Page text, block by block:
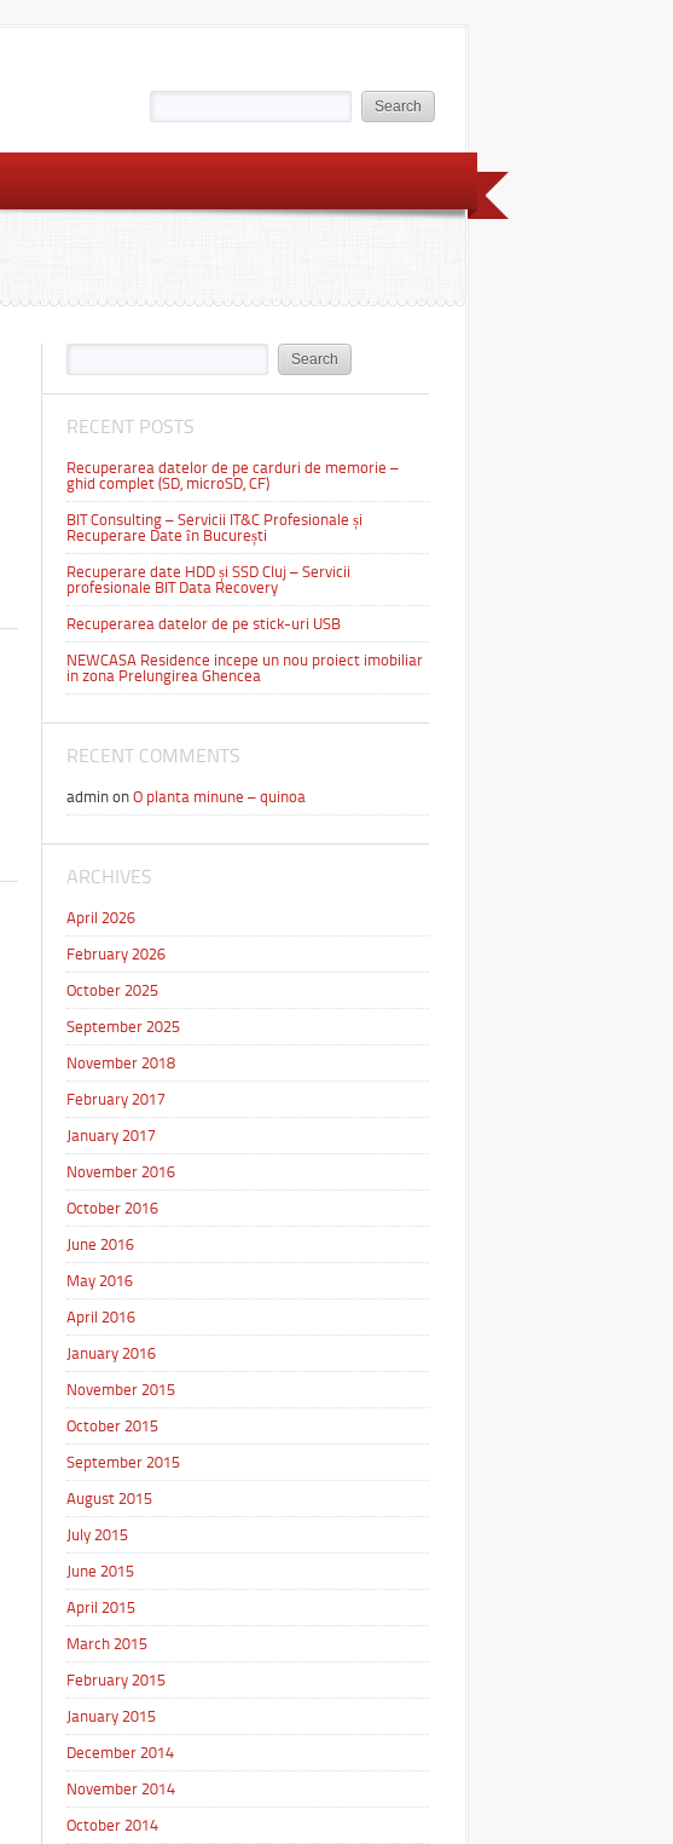
RECENT POSTS
Recuperarea datelor de pe carduri de memorie –
ghid complet (SD, microSD, CF)
BIT Consulting – Servicii IT&C Profesionale și
Recuperare Date în București
Recuperare date HDD și SSD Cluj – Servicii
profesionale BIT Data Recovery
Recuperarea datelor de pe stick-uri USB
NEWCASA Residence incepe un nou proiect imobiliar
in zona Prelungirea Ghencea
RECENT COMMENTS
admin on O planta minune – quinoa
ARCHIVES
April 2026
February 2026
October 2025
September 2025
November 2018
February 2017
January 2017
November 2016
October 2016
June 2016
May 2016
April 2016
January 2016
November 2015
October 2015
September 2015
August 2015
July 2015
June 2015
April 2015
March 2015
February 2015
January 2015
December 2014
November 2014
October 2014